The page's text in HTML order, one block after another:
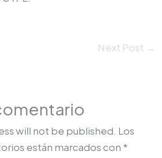
Next Post →
will not be published. Los
están marcados con *